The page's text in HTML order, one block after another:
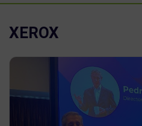
XEROX